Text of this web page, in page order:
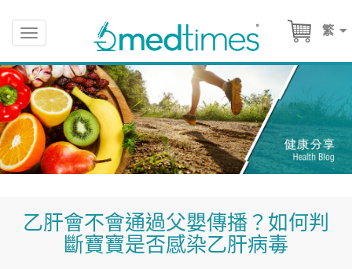
繁
Toggle
navigation
乙肝會不會通過父嬰傳播？如何判
斷寶寶是否感染乙肝病毒